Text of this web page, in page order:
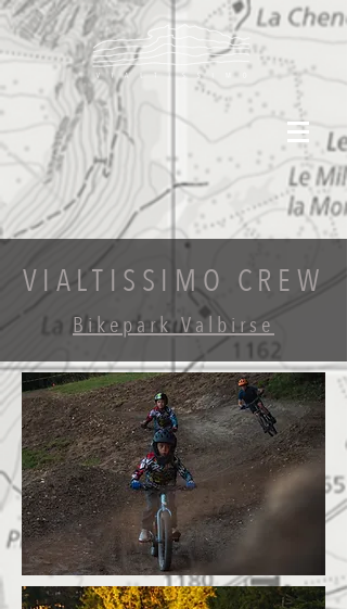
VIALTISSIMO CREW
Bikepark Valbirse